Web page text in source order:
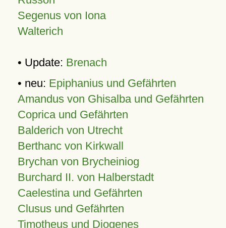
Segenus von Iona
Walterich
• Update: Brenach
• neu: Epiphanius und Gefährten
Amandus von Ghisalba und Gefährten
Coprica und Gefährten
Balderich von Utrecht
Berthanc von Kirkwall
Brychan von Brycheiniog
Burchard II. von Halberstadt
Caelestina und Gefährten
Clusus und Gefährten
Timotheus und Diogenes